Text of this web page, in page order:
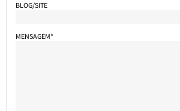
BLOG/SITE
MENSAGEM*